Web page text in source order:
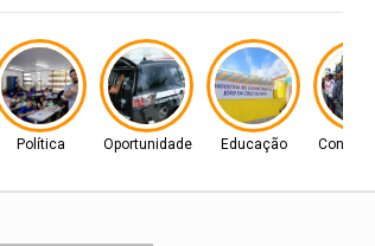
Política Oportunidade Educação